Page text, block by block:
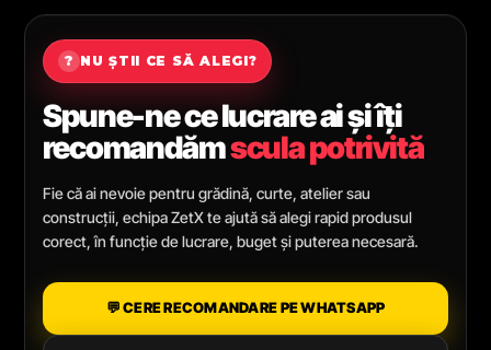
? NU ȘTII CE SĂ ALEGI?
Spune-ne ce lucrare ai și îți
recomandămscula potrivită
Fie că ai nevoie pentru grădină, curte, atelier sau
construcții, echipa ZetX te ajută să alegi rapid produsul
corect, în funcție de lucrare, buget și puterea necesară.
💬 CERE RECOMANDARE PE WHATSAPP